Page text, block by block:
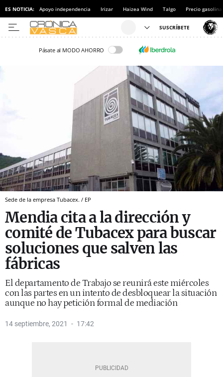
ES NOTICIA: Apoyo independencia Irizar Haizea Wind Talgo Precio gasolina
Pásate al MODO AHORRO
Sede de la empresa Tubacex. / EP
Mendia cita a la dirección y
comité de Tubacex para buscar
soluciones que salven las
fábricas
El departamento de Trabajo se reunirá este miércoles
con las partes en un intento de desbloquear la situación
aunque no hay petición formal de mediación
14 septiembre, 2021 17:42